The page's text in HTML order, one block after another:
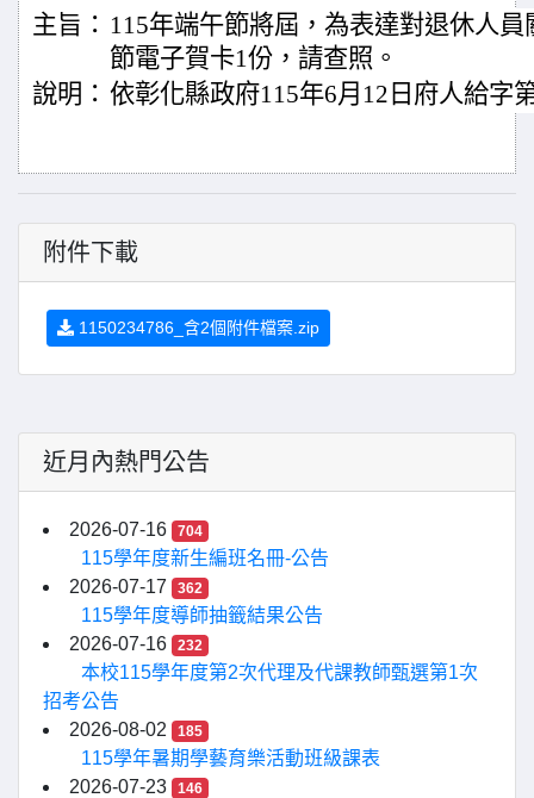
主旨： 115年端午節將屆，為表達對退休人
節電子賀卡1份，請查照。
說明： 依彰化縣政府115年6月12日府人給字
附件下載
1150234786_含2個附件檔案.zip
近月內熱門公告
2026-07-16 704
115學年度新生編班名冊-公告
2026-07-17
362
115學年度導師抽籤結果公告
2026-07-16
232
本校115學年度第2次代理及代課教師甄選第1次
招考公告
2026-08-02
185
115學年暑期學藝育樂活動班級課表
2026-07-23
146